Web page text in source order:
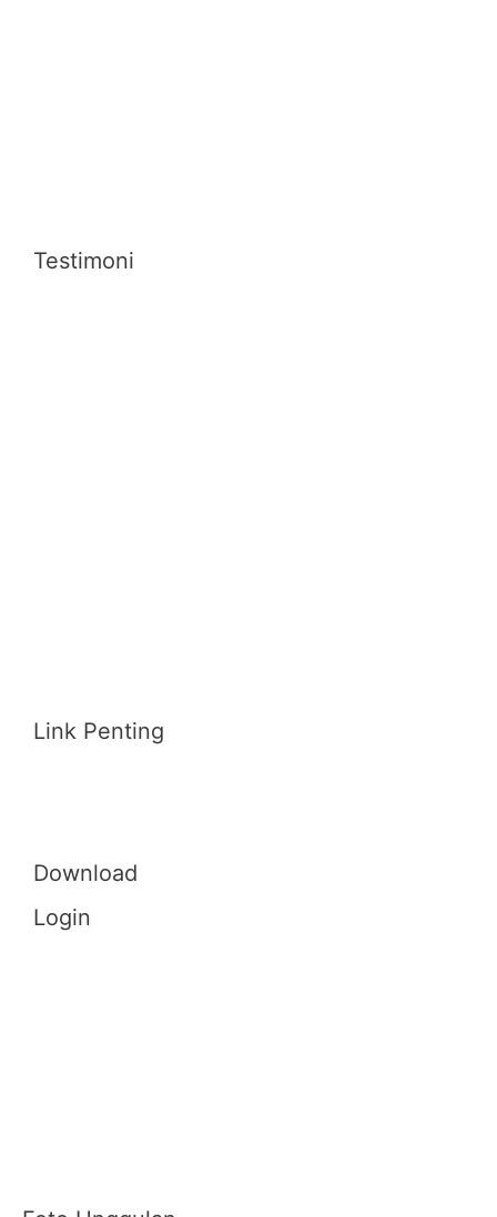
Testimoni
Link Penting
Download
Login